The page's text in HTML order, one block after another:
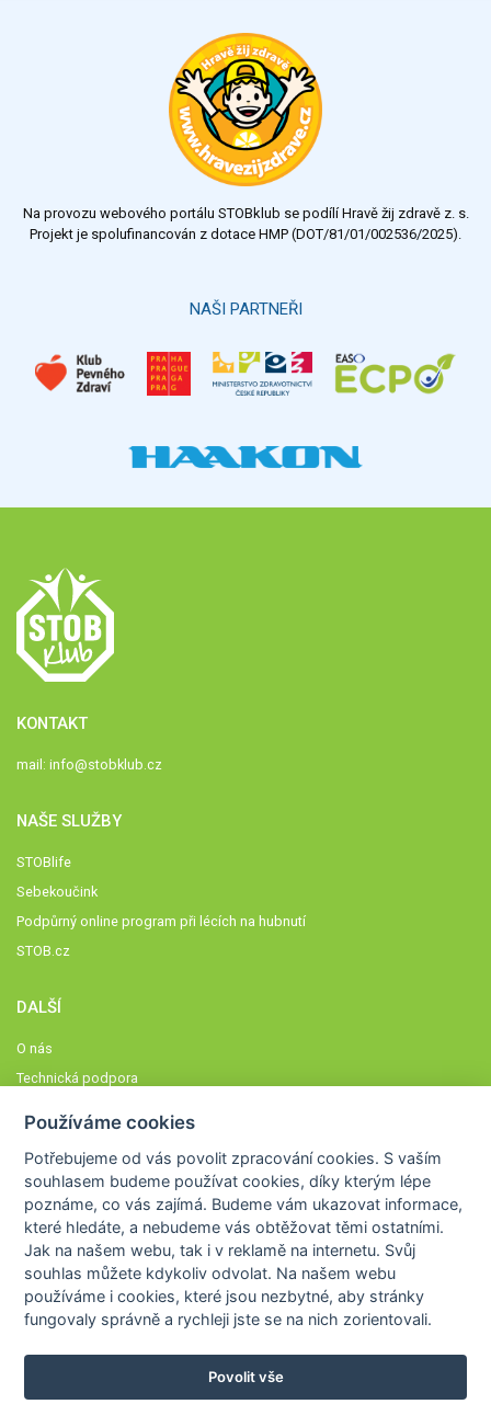
Na provozu webového portálu STOBklub se podílí Hravě žij zdravě z. s.
Projekt je spolufinancován z dotace HMP (DOT/81/01/002536/2025).
NAŠI PARTNEŘI
KONTAKT
mail: info@stobklub.cz
NAŠE SLUŽBY
STOBlife
Sebekoučink
Podpůrný online program při lécích na hubnutí
STOB.cz
DALŠÍ
O nás
Technická podpora
Členové STOBklubu
Zásady nakládání s osobními údaji
Otestujte se
Spočítejte si
Výzva 52
Používáme cookies
Potřebujeme od vás povolit zpracování cookies. S vaším
souhlasem budeme používat cookies, díky kterým lépe
poznáme,co vás zajímá. Budeme vám ukazovat informace,
které hledáte, a nebudeme vás obtěžovat těmi ostatními.
Jak na našem webu, tak i v reklamě na internetu. Svůj
souhlas můžete kdykoliv odvolat. Na našem webu
používáme i cookies, které jsou nezbytné, aby stránky
fungovaly správně a rychleji jste se na nich zorientovali.
Povolit vše